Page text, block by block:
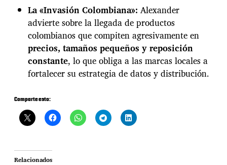
La «Invasión Colombiana»: Alexander
advierte sobre la llegada de productos
colombianos que compiten agresivamente en
precios, tamaños pequeños y reposición
constante, lo que obliga a las marcas locales a
fortalecer su estrategia de datos y distribución.
Comparte esto:
Relacionados